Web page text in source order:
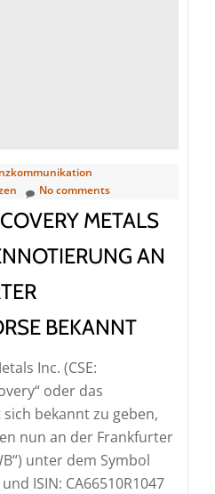
No comments
METALS
AN
BEKANNT
Inc. (CSE:
oder das
bekannt zu geben,
nun an der Frankfurter
unter dem Symbol
ISIN: CA66510R1047